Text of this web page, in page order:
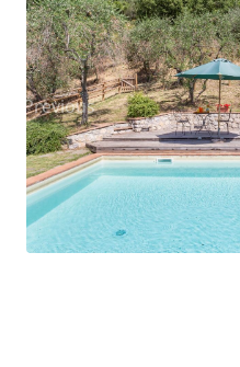
Previous